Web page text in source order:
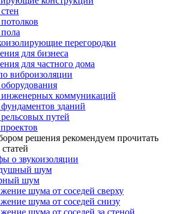
перегородки
для бизнеса
для частного дома
виброизоляции
коммуникаций
зданий
путей
решения рекомендуем прочитать
о звукоизоляции
шум
шум
шума от соседей сверху
шума от соседей снизу
шума от соседей за стеной